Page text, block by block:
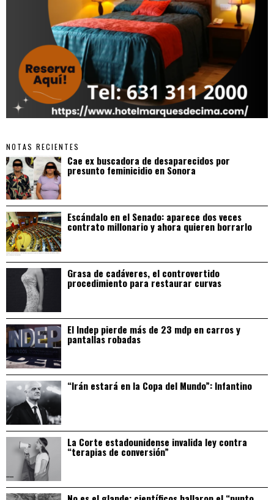
NOTAS RECIENTES
Cae ex buscadora de desaparecidos por
presunto feminicidio en Sonora
Escándalo en el Senado: aparece dos veces
contrato millonario y ahora quieren borrarlo
Grasa de cadáveres, el controvertido
procedimiento para restaurar curvas
El Indep pierde más de 23 mdp en carros y
pantallas robadas
“Irán estará en la Copa del Mundo”: Infantino
La Corte estadounidense invalida ley contra
“terapias de conversión”